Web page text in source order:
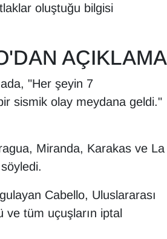
oluştuğu bilgisi
AÇIKLAMA
"Her şeyin 7
sismik olay meydana geldi."
Miranda, Karakas ve La
Cabello, Uluslararası
ve tüm uçuşların iptal